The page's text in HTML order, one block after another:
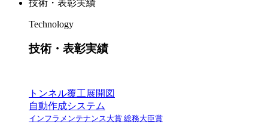
技術・表彰実績
Technology
技術・表彰実績
トンネル覆工展開図
自動作成システム
インフラメンテナンス大賞 総務大臣賞